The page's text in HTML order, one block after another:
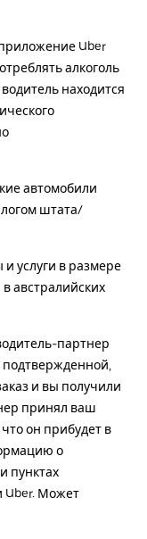
Uber
алкоголь
находится
автомобили
штата/
услуги в размере
австралийских
партнер
подтвержденной,
и вы получили
принял ваш
он прибудет в
о
пунктах
Uber. Может